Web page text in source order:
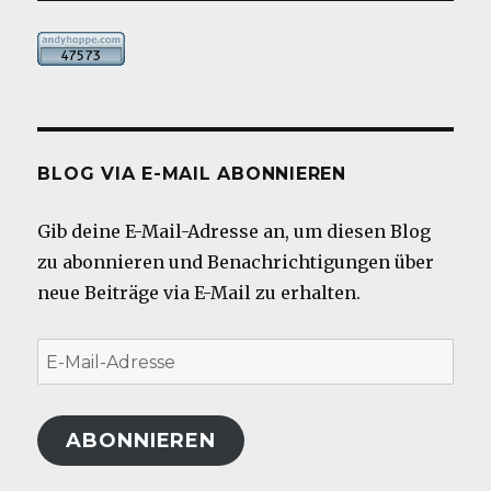
BLOG VIA E-MAIL ABONNIEREN
Gib deine E-Mail-Adresse an, um diesen Blog
zu abonnieren und Benachrichtigungen über
neue Beiträge via E-Mail zu erhalten.
E-
Mail-
Adresse
ABONNIEREN